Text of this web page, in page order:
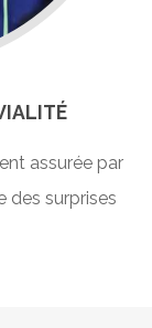
assurée par
des surprises